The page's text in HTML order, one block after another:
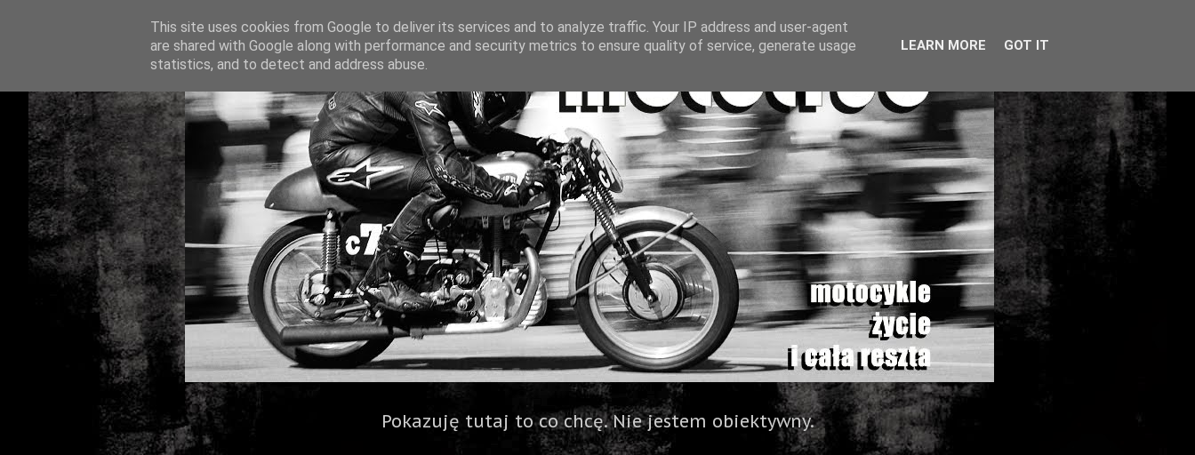
Pokazuję tutaj to co chcę. Nie jestem obiektywny.
This site uses cookies from Google to deliver its services and to analyze traffic. Your IP address and user-agent
are shared with Google along with performance and security metrics to ensure quality of service, generate usage
statistics, and to detect and address abuse.
LEARN MORE GOT IT